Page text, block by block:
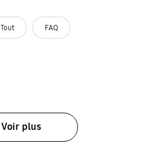
Tout FAQ
Voir plus